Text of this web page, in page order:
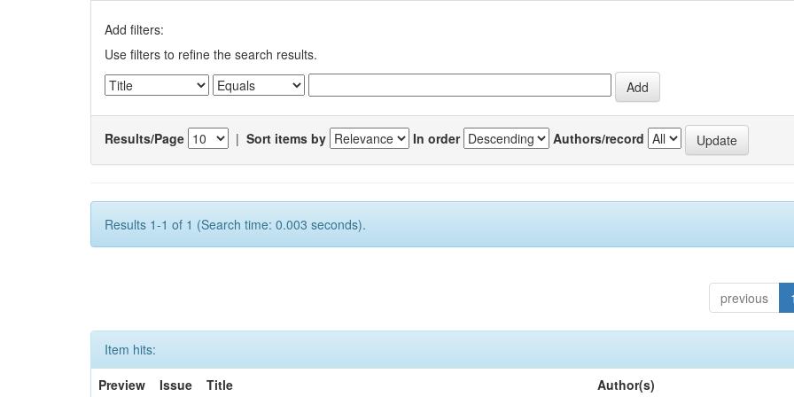
Add filters:
Use filters to refine the search results.
Results/Page | Sort items by In order Authors/record
Results 1-1 of 1 (Search time: 0.003 seconds).
previous 1
Item hits:
Preview
Issue
Title Author(s)